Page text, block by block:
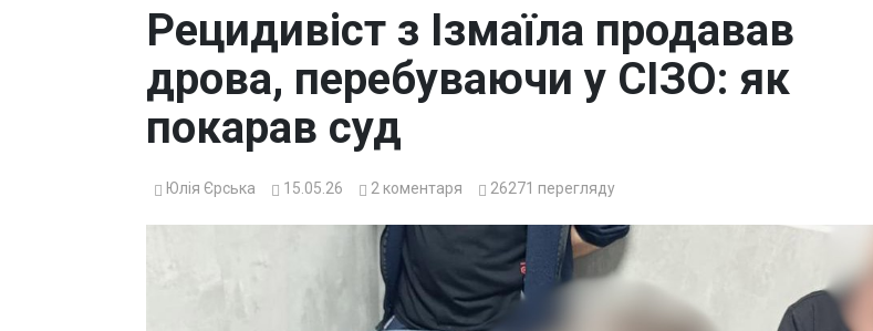
Рецидивіст з Ізмаїла продавав
дрова, перебуваючи у СІЗО: як
покарав суд
Юлія Єрська 15.05.26 2 коментаря 26271 перегляду